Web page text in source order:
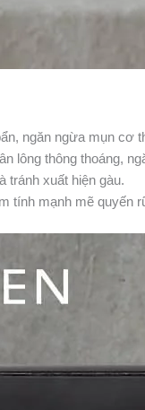
ngăn ngừa mụn cơ
lông thông thoáng,
tránh xuất hiện gàu.
tính mạnh mẽ quyến